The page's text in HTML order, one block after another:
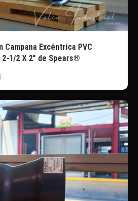
Campana Excéntrica PVC
1/2 X 2″ de Spears®